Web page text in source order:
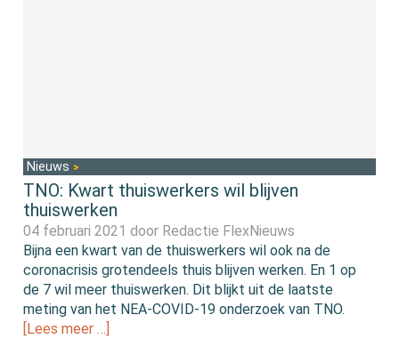
Nieuws
TNO: Kwart thuiswerkers wil blijven
thuiswerken
04 februari 2021 door Redactie FlexNieuws
Bijna een kwart van de thuiswerkers wil ook na de
coronacrisis grotendeels thuis blijven werken. En 1 op
de 7 wil meer thuiswerken. Dit blijkt uit de laatste
meting van het NEA-COVID-19 onderzoek van TNO.
[Lees meer …]